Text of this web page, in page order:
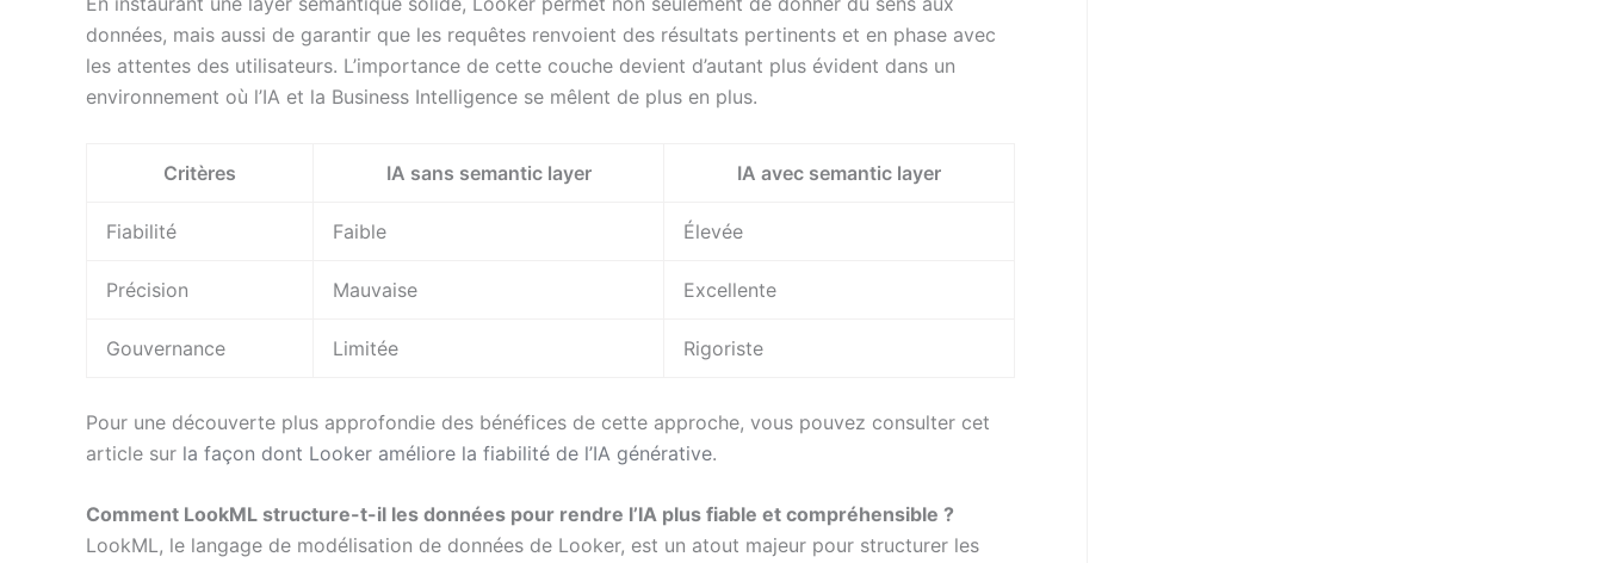
données, mais aussi de garantir que les requêtes renvoient des résultats pertinents et en phase avec
les attentes des utilisateurs. L’importance de cette couche devient d’autant plus évident dans un
environnement où l’IA et la Business Intelligence se mêlent de plus en plus.
Critères IA sans semantic layer IA avec semantic layer
Fiabilité Faible Élevée
Précision Mauvaise Excellente
Gouvernance Limitée Rigoriste
Pour une découverte plus approfondie des bénéfices de cette approche, vous pouvez consulter cet
article sur la façon dont Looker améliore la fiabilité de l’IA générative.
Comment LookML structure-t-il les données pour rendre l’IA plus fiable et compréhensible ?
LookML, le langage de modélisation de données de Looker, est un atout majeur pour structurer les